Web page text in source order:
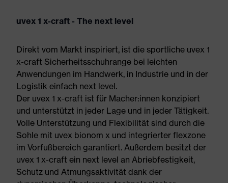
uvex 1 x-craft - The next level
Direkt vom Markt inspiriert, ist die sportliche uvex 1
x-craft Sicherheitsschuhrange bei leichten
Anwendungen im Handwerk, in Industrie und in der
Logistik einfach next level.
Der uvex 1 x-craft ist für Macher:innen konzipiert
und unterstützt in jeder Lage und in jeder Tätigkeit.
Volle Unterstützung und Flexibilität sind durch die
Sohle mit uvex bionom x und integrierter flexzone
im Vorfußbereich garantiert. Außerdem besitzt der
uvex 1 x-craft ein next level an Abriebfestigkeit,
Schutz und Atmungsaktivität dank der